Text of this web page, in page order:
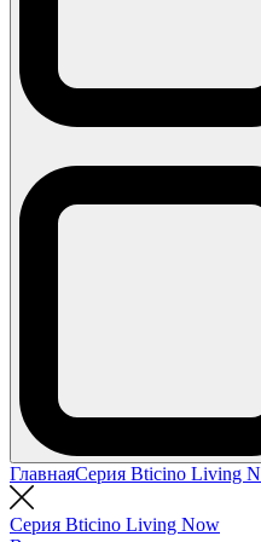
ГлавнаяСерия Bticino Living
Серия Bticino Living Now